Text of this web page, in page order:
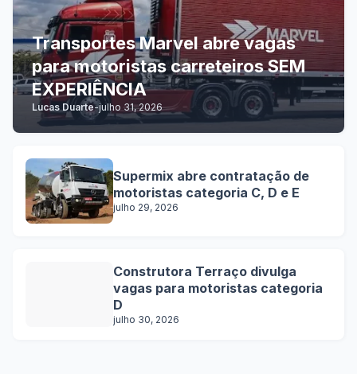
Transportes Marvel abre vagas
para motoristas carreteiros SEM
EXPERIÊNCIA
Lucas Duarte-julho 31, 2026
Supermix abre contratação de
motoristas categoria C, D e E
julho 29, 2026
Construtora Terraço divulga
vagas para motoristas categoria
D
julho 30, 2026